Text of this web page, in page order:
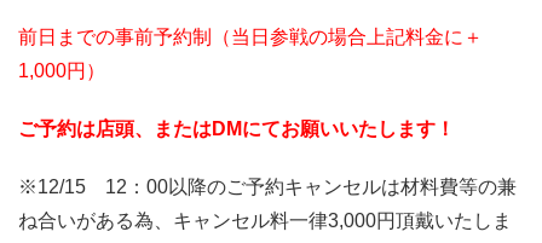
前日までの事前予約制（当日参戦の場合上記料金に＋
1,000円）
ご予約は店頭、またはDMにてお願いいたします！
※12/15 12：00以降のご予約キャンセルは材料費等の兼
ね合いがある為、キャンセル料一律3,000円頂戴いたしま